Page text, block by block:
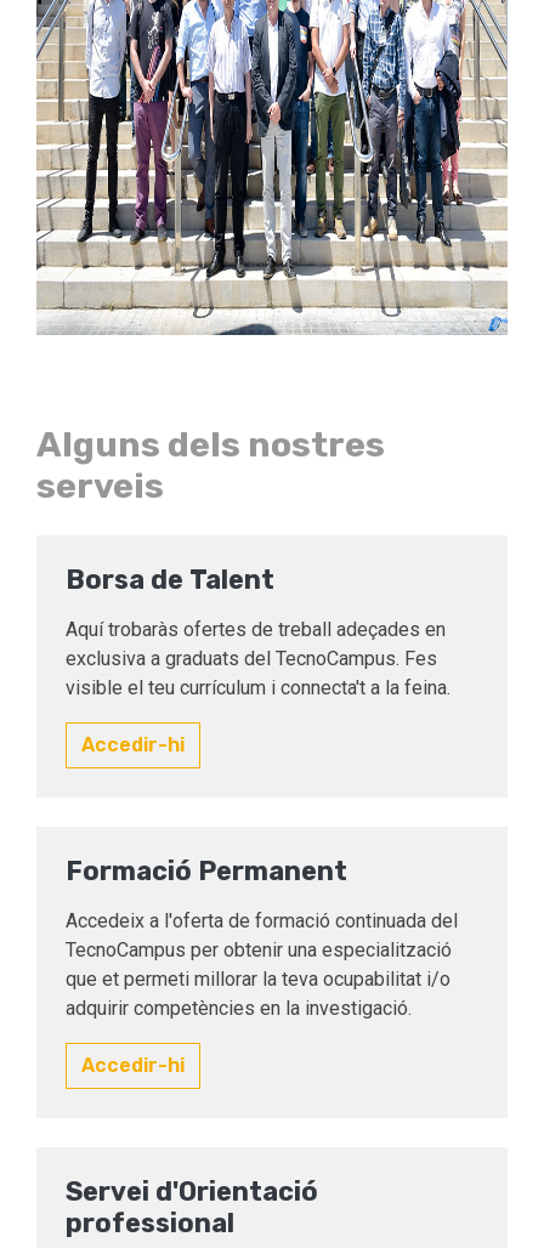
Alguns dels nostres
serveis
Borsa de Talent
Aquí trobaràs ofertes de treball adeçades en
exclusiva a graduats del TecnoCampus. Fes
visible el teu currículum i connecta't a la feina.
Accedir-hi
Formació Permanent
Accedeix a l'oferta de formació continuada del
TecnoCampus per obtenir una especialització
que et permeti millorar la teva ocupabilitat i/o
adquirir competències en la investigació.
Accedir-hi
Servei d'Orientació
professional